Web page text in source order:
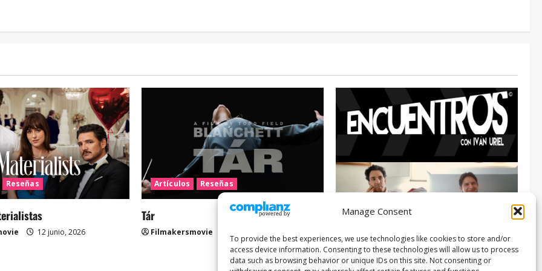
Manage Consent
To provide the best experiences, we use technologies like cookies to store and/or
access device information. Consenting to these technologies will allow us to process
data such as browsing behavior or unique IDs on this site. Not consenting or
Reseñas
12 junio, 2026
Artículos Reseñas
Tár
Filmakersmovie
ENCUENTROS CON IVÁN URIEL T3E22: